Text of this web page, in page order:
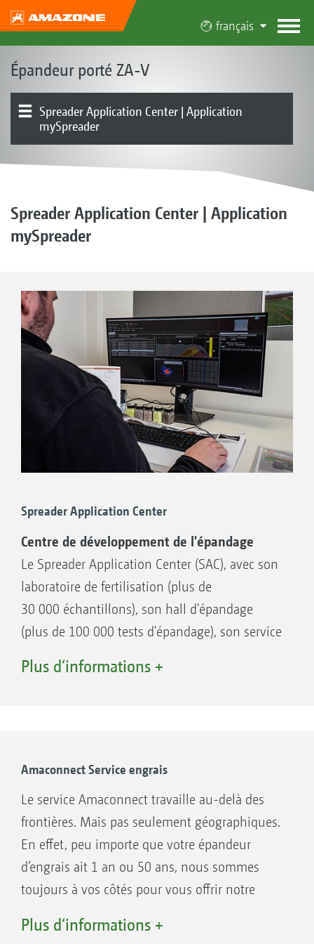
français
Épandeur porté ZA-V
Spreader Application Center | Application
mySpreader
Spreader Application Center | Application
mySpreader
Spreader Application Center
Centre de développement de l'épandage
Le Spreader Application Center (SAC), avec son
laboratoire de fertilisation (plus de
30 000 échantillons), son hall d'épandage
(plus de 100 000 tests d'épandage), son service
logiciels, est au cœur du développement de la
pionnières comme AutoTS, ArgusTwin et
L'objectif est d'optimiser la précision de la
répartition transversale et de la quantité
quelles que soient les conditions et pour tous
les engrais, afin d'accompagner nos clients de
Plus d‘informations +
Amaconnect Service engrais
Le service Amaconnect travaille au-delà des
frontières. Mais pas seulement géographiques.
En effet, peu importe que votre épandeur
d’engrais ait 1 an ou 50 ans, nous sommes
toujours à vos côtés pour vous offrir notre
Service Amaconnect – pour nous joindre :
Plus d‘informations +